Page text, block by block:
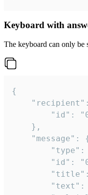
Keyboard with
The keyboard can only be
{